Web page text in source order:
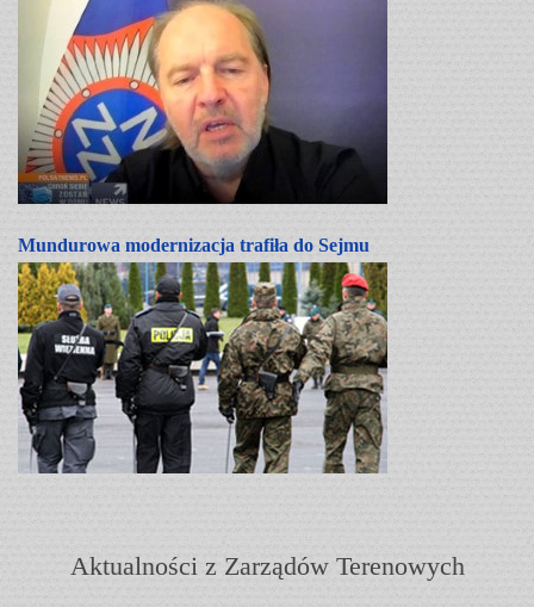
Mundurowa modernizacja trafiła do Sejmu
Aktualności z Zarządów Terenowych